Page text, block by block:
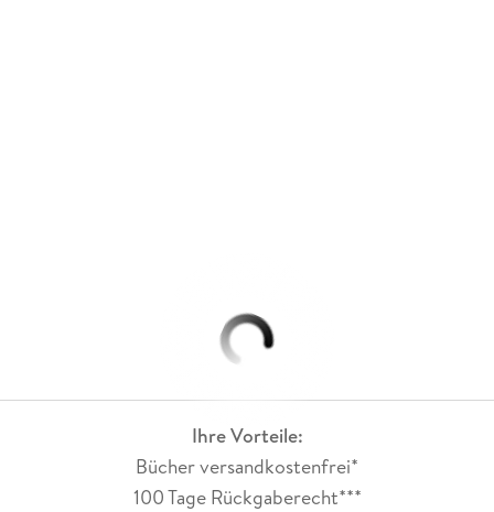
Ihre Vorteile:
Bücher versandkostenfrei*
100 Tage Rückgaberecht***